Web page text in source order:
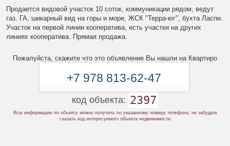
Продается видовой участок 10 соток, коммуникации рядом, ведут
газ. ГА, шикарный вид на горы и море, ЖСК "Терра-юг", бухта Ласпи.
Участок на первой линии кооператива, есть участки на других
линиях кооператива. Прямая продажа.
Пожалуйста, скажите что это объявление Вы нашли на Квартиро
+7 978 813-62-47
код объекта: 2397
Всю информацию по объекту можно получить по указанному номеру телефона, не забудьте
сказать код интересуемого объекта недвижимости